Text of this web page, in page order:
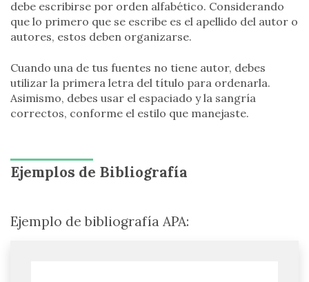
debe escribirse por orden alfabético. Considerando
que lo primero que se escribe es el apellido del autor o
autores, estos deben organizarse.
Cuando una de tus fuentes no tiene autor, debes
utilizar la primera letra del título para ordenarla.
Asimismo, debes usar el espaciado y la sangría
correctos, conforme el estilo que manejaste.
Ejemplos de Bibliografía
Ejemplo de bibliografía APA: